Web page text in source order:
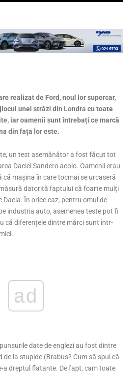
realizat de Ford, noul lor supercar,
unei străzi din Londra cu toate
iar oamenii sunt întrebați ce marcă
din fața lor este.
un test asemănător a fost făcut tot
Daciei Sandero acolo. Oamenii erau
mașina în care tocmai se urcaseră
datorită faptului că foarte mulți
Dacia. În orice caz, pentru omul de
industria auto, asemenea teste pot fi
că diferențele dintre mărci sunt într-
ad
date de englezi au fost dintre
de la stupide (Brabus? Cum să spui că
a dreptul flatante. De fapt, cam toate